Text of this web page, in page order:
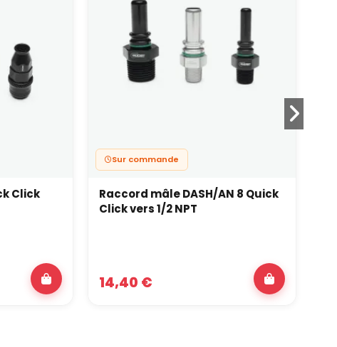
Click
Sur commande
Raccord mâle DASH/AN 8 Quick
Click vers 1/2 NPT
14,40 €